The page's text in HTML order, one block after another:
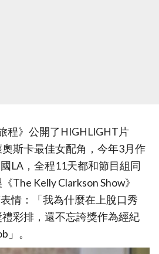
程》公開了HIGHLIGHT片
斯卡最佳女配角，今年3月作
LA，全程11天都和節目組同
The Kelly Clarkson Show》
情：「我為什麼在上脫口秀
彩排，還不忘誇獎作為經紀
」。